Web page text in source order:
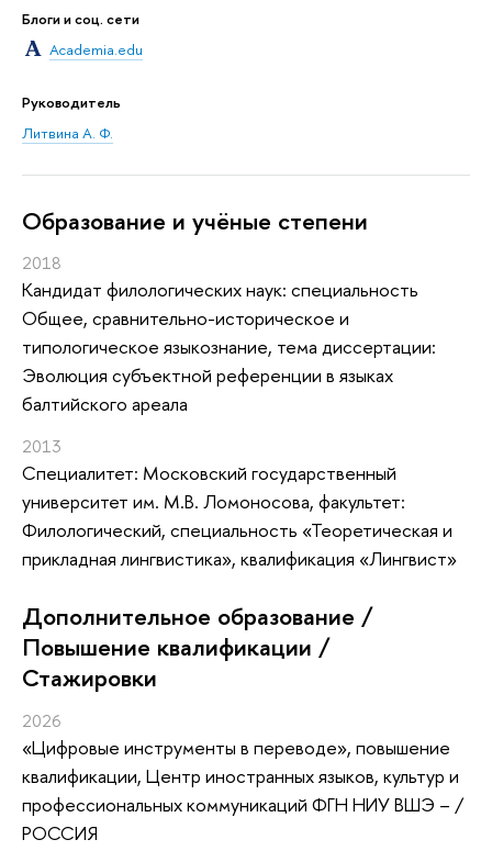
Блоги и соц. сети
Academia.edu
Руководитель
Литвина А. Ф.
Oбразование и учёные степени
2018
Кандидат филологических наук: специальность
Общее, сравнительно-историческое и
типологическое языкознание, тема диссертации:
Эволюция субъектной референции в языках
балтийского ареала
2013
Специалитет: Московский государственный
университет им. М.В. Ломоносова, факультет:
Филологический, специальность «Теоретическая и
прикладная лингвистика», квалификация «Лингвист»
Дополнительное образование /
Повышение квалификации /
Стажировки
2026
«Цифровые инструменты в переводе», повышение
квалификации, Центр иностранных языков, культур и
профессиональных коммуникаций ФГН НИУ ВШЭ – /
РОССИЯ